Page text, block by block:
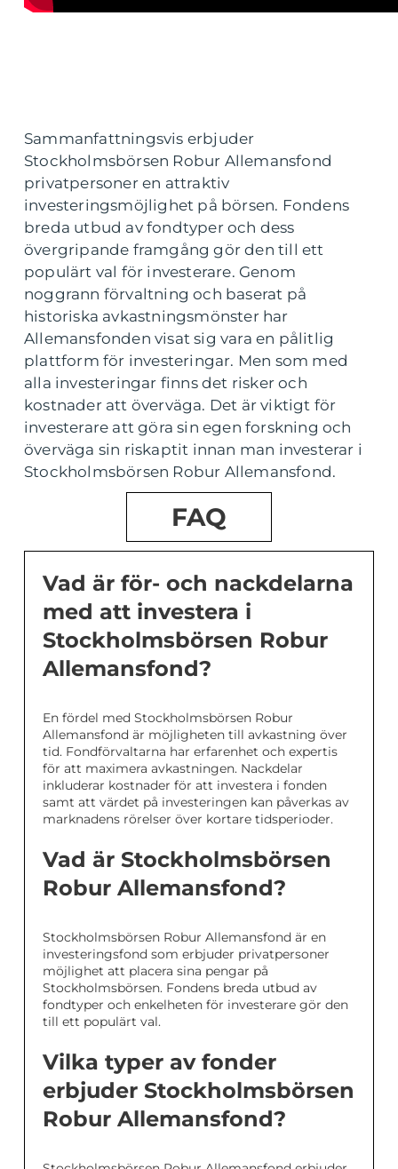
Sammanfattningsvis erbjuder
Stockholmsbörsen Robur Allemansfond
privatpersoner en attraktiv
investeringsmöjlighet på börsen. Fondens
breda utbud av fondtyper och dess
övergripande framgång gör den till ett
populärt val för investerare. Genom
noggrann förvaltning och baserat på
historiska avkastningsmönster har
Allemansfonden visat sig vara en pålitlig
plattform för investeringar. Men som med
alla investeringar finns det risker och
kostnader att överväga. Det är viktigt för
investerare att göra sin egen forskning och
överväga sin riskaptit innan man investerar i
Stockholmsbörsen Robur Allemansfond.
FAQ
Vad är för- och nackdelarna
med att investera i
Stockholmsbörsen Robur
Allemansfond?
En fördel med Stockholmsbörsen Robur
Allemansfond är möjligheten till avkastning över
tid. Fondförvaltarna har erfarenhet och expertis
för att maximera avkastningen. Nackdelar
inkluderar kostnader för att investera i fonden
samt att värdet på investeringen kan påverkas av
marknadens rörelser över kortare tidsperioder.
Vad är Stockholmsbörsen
Robur Allemansfond?
Stockholmsbörsen Robur Allemansfond är en
investeringsfond som erbjuder privatpersoner
möjlighet att placera sina pengar på
Stockholmsbörsen. Fondens breda utbud av
fondtyper och enkelheten för investerare gör den
till ett populärt val.
Vilka typer av fonder
erbjuder Stockholmsbörsen
Robur Allemansfond?